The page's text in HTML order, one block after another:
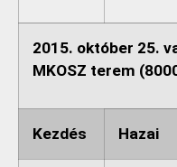
2015. október 25.
MKOSZ terem
Kezdés Hazai